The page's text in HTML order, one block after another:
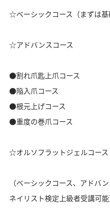
☆ベーシックコース（まずは基
☆アドバンスコース
●割れ爪匙上爪コース
●陥入爪コース
●根元上げコース
●重度の巻爪コース
☆オルソフラットジェルコース
（ベーシックコース、アドバ
ネイリスト検定上級者受講可能